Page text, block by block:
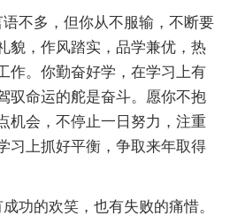
不多，但你从不服输，不断要
貌，作风踏实，品学兼优，热
作。你勤奋好学，在学习上有
驭命运的舵是奋斗。愿你不抱
机会，不停止一日努力，注重
习上抓好平衡，争取来年取得
的欢笑，也有失败的痛惜。